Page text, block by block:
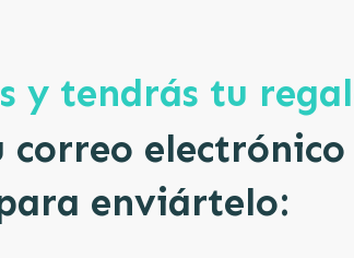
y tendrás tu
enviártelo: